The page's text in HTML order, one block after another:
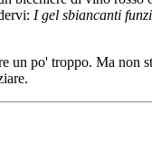
I gel sbiancanti
un po' troppo. Ma non